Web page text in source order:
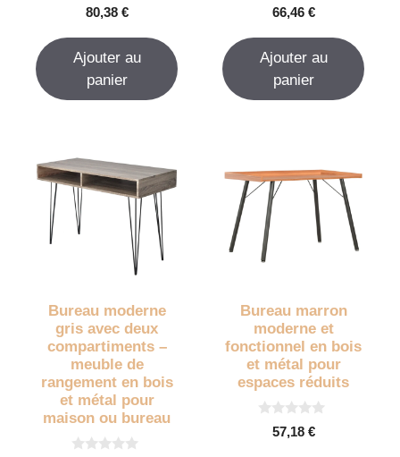
5
80,38 €
Ajouter au
panier
5
66,46 €
Ajouter au
panier
Bureau moderne
gris avec deux
compartiments –
meuble de
rangement en bois
et métal pour
maison ou bureau
Bureau marron
moderne et
fonctionnel en bois
et métal pour
espaces réduits
57,18 €